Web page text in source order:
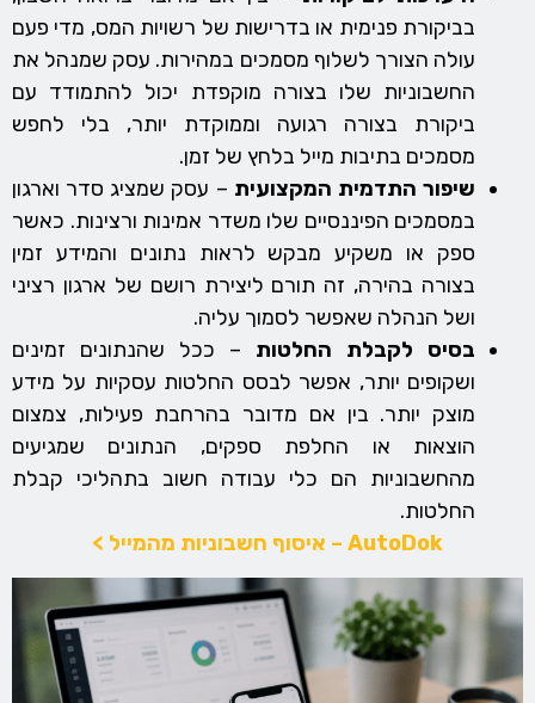
בביקורת פנימית או בדרישות של רשויות המס, מדי פעם
עולה הצורך לשלוף מסמכים במהירות. עסק שמנהל את
החשבוניות שלו בצורה מוקפדת יכול להתמודד עם
ביקורת בצורה רגועה וממוקדת יותר, בלי לחפש
מסמכים בתיבות מייל בלחץ של זמן.
שיפור התדמית המקצועית – עסק שמציג סדר וארגון
במסמכים הפיננסיים שלו משדר אמינות ורצינות. כאשר
ספק או משקיע מבקש לראות נתונים והמידע זמין
בצורה בהירה, זה תורם ליצירת רושם של ארגון רציני
ושל הנהלה שאפשר לסמוך עליה.
בסיס לקבלת החלטות – ככל שהנתונים זמינים
ושקופים יותר, אפשר לבסס החלטות עסקיות על מידע
מוצק יותר. בין אם מדובר בהרחבת פעילות, צמצום
הוצאות או החלפת ספקים, הנתונים שמגיעים
מהחשבוניות הם כלי עבודה חשוב בתהליכי קבלת
החלטות.
AutoDok – איסוף חשבוניות מהמייל >